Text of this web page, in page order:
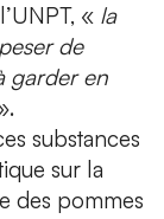
« la
de
garder en
substances
sur la
des pommes